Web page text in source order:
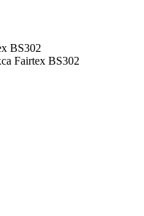
Fairtex BS302